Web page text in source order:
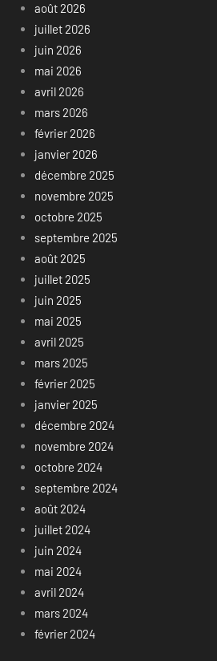
août 2026
juillet 2026
juin 2026
mai 2026
avril 2026
mars 2026
février 2026
janvier 2026
décembre 2025
novembre 2025
octobre 2025
septembre 2025
août 2025
juillet 2025
juin 2025
mai 2025
avril 2025
mars 2025
février 2025
janvier 2025
décembre 2024
novembre 2024
octobre 2024
septembre 2024
août 2024
juillet 2024
juin 2024
mai 2024
avril 2024
mars 2024
février 2024